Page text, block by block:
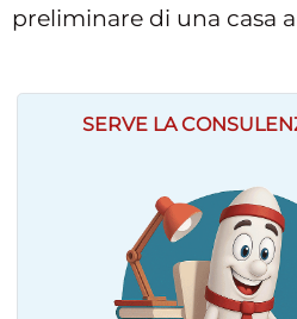
preliminare di una casa
SERVE LA